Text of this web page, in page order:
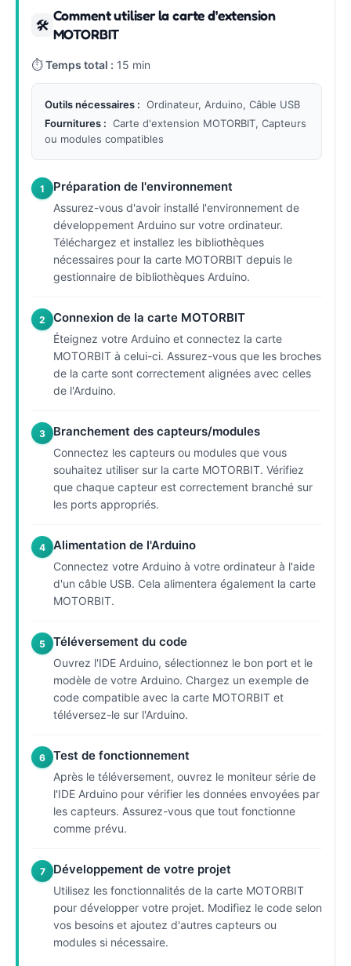
🛠
Comment utiliser la carte d'extension
MOTORBIT
⏱Temps total : 15 min
Outils nécessaires : Ordinateur, Arduino, Câble USB
Fournitures : Carte d'extension MOTORBIT, Capteurs
ou modules compatibles
1 Préparation de l'environnement
Assurez-vous d'avoir installé l'environnement de
développement Arduino sur votre ordinateur.
Téléchargez et installez les bibliothèques
nécessaires pour la carte MOTORBIT depuis le
gestionnaire de bibliothèques Arduino.
2 Connexion de la carte MOTORBIT
Éteignez votre Arduino et connectez la carte
MOTORBIT à celui-ci. Assurez-vous que les broches
de la carte sont correctement alignées avec celles
de l'Arduino.
3 Branchement des capteurs/modules
Connectez les capteurs ou modules que vous
souhaitez utiliser sur la carte MOTORBIT. Vérifiez
que chaque capteur est correctement branché sur
les ports appropriés.
4 Alimentation de l'Arduino
Connectez votre Arduino à votre ordinateur à l'aide
d'un câble USB. Cela alimentera également la carte
MOTORBIT.
5 Téléversement du code
Ouvrez l'IDE Arduino, sélectionnez le bon port et le
modèle de votre Arduino. Chargez un exemple de
code compatible avec la carte MOTORBIT et
téléversez-le sur l'Arduino.
6 Test de fonctionnement
Après le téléversement, ouvrez le moniteur série de
l'IDE Arduino pour vérifier les données envoyées par
les capteurs. Assurez-vous que tout fonctionne
comme prévu.
7 Développement de votre projet
Utilisez les fonctionnalités de la carte MOTORBIT
pour développer votre projet. Modifiez le code selon
vos besoins et ajoutez d'autres capteurs ou
modules si nécessaire.